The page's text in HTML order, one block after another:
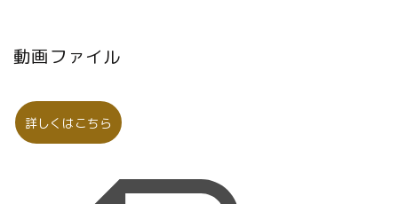
動画ファイル
詳しくはこちら